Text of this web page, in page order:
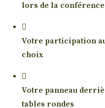
lors de la
Votre participation
choix
Votre panneau
tables rondes